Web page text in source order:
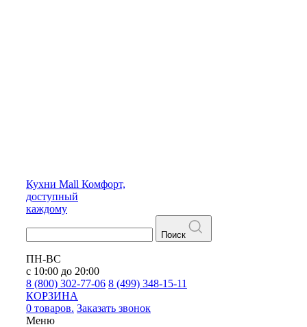
Кухни Mall Комфорт,
доступный
каждому
Поиск
ПН-ВС
с 10:00 до 20:00
8 (800) 302-77-06 8 (499) 348-15-11
КОРЗИНА
0 товаров. Заказать звонок
Меню